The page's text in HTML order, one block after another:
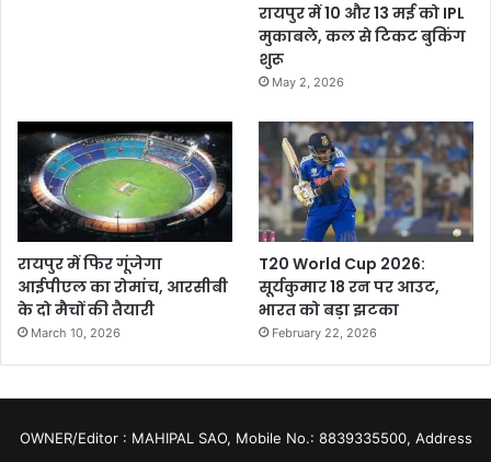
रायपुर में 10 और 13 मई को IPL
मुकाबले, कल से टिकट बुकिंग
शुरू
May 2, 2026
रायपुर में फिर गूंजेगा
आईपीएल का रोमांच, आरसीबी
के दो मैचों की तैयारी
March 10, 2026
T20 World Cup 2026:
सूर्यकुमार 18 रन पर आउट,
भारत को बड़ा झटका
February 22, 2026
OWNER/Editor : MAHIPAL SAO, Mobile No.: 8839335500, Address